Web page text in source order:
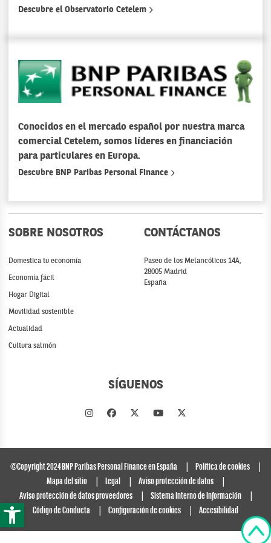
Abrir barra de herramientas
Descubre el Observatorio Cetelem
Conocidos en el mercado español por nuestra marca
comercial Cetelem, somos líderes en financiación
para particulares en Europa.
Descubre BNP Paribas Personal Finance
SOBRE NOSOTROS
Domestica tu economía
Economía fácil
Hogar Digital
Movilidad sostenible
Actualidad
Cultura salmón
CONTÁCTANOS
Paseo de los Melancólicos 14A,
28005 Madrid
España
SÍGUENOS
©Copyright 2024 BNP Paribas Personal Finance en España
Política de cookies
Mapa del sitio
Legal
Aviso protección de datos
Aviso protección de datos proveedores
Sistema Interno de Información
Código de Conducta
Configuración de cookies Accesibilidad